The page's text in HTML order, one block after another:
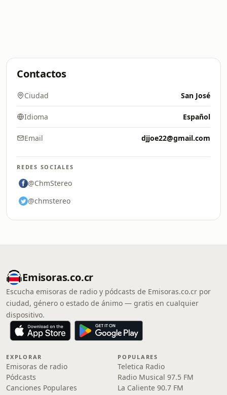
Contactos
Ciudad San José
Idioma Español
Email djjoe22@gmail.com
REDES SOCIALES
@ChmStereo
@chmstereo
Emisoras.co.cr
Escucha emisoras de radio y pódcasts de Emisoras.co.cr por
ciudad, género o estado de ánimo — gratis en cualquier
dispositivo.
EXPLORAR
Emisoras de radio
Pódcasts
Canciones Populares
POPULARES
Teletica Radio
Radio Musical 97.5 FM
La Caliente 90.7 FM